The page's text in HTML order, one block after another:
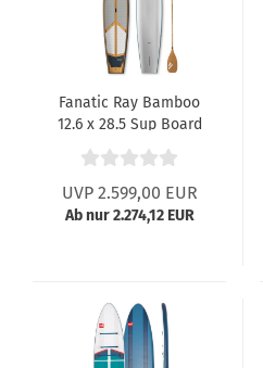
Fanatic Ray Bamboo
12.6 x 28.5 Sup Board
UVP 2.599,00 EUR
Ab nur 2.274,12 EUR